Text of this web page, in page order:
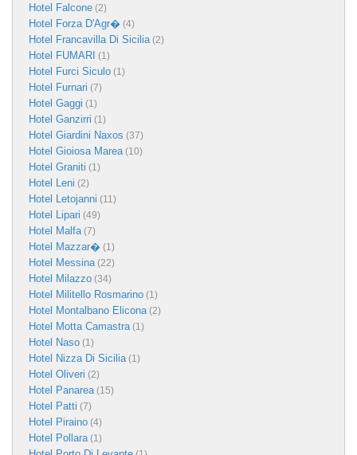
Hotel Falcone (2)
Hotel Forza D'Agr� (4)
Hotel Francavilla Di Sicilia(2)
Hotel FUMARI (1)
Hotel Furci Siculo (1)
Hotel Furnari (7)
Hotel Gaggi (1)
Hotel Ganzirri (1)
Hotel Giardini Naxos (37)
Hotel Gioiosa Marea(10)
Hotel Graniti (1)
Hotel Leni (2)
Hotel Letojanni (11)
Hotel Lipari (49)
Hotel Malfa(7)
Hotel Mazzar� (1)
Hotel Messina(22)
Hotel Milazzo (34)
Hotel Militello Rosmarino (1)
Hotel Montalbano Elicona(2)
Hotel Motta Camastra(1)
Hotel Naso (1)
Hotel Nizza Di Sicilia(1)
Hotel Oliveri (2)
Hotel Panarea(15)
Hotel Patti (7)
Hotel Piraino (4)
Hotel Pollara(1)